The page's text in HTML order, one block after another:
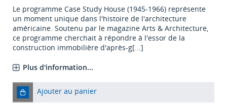
Le programme Case Study House (1945-1966) représente
un moment unique dans l'histoire de l'architecture
américaine. Soutenu par le magazine Arts & Architecture,
ce programme cherchait à répondre à l'essor de la
construction immobilière d'après-g[...]
Plus d'information...
Ajouter au panier